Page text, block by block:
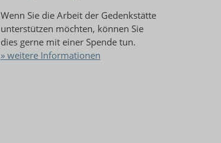
Wenn Sie die Arbeit der Gedenkstätte
unterstützen möchten, können Sie
dies gerne mit einer Spende tun.
» weitere Informationen